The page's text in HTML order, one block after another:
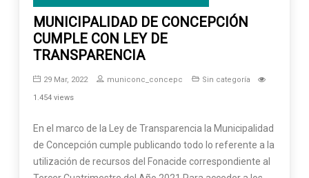
MUNICIPALIDAD DE CONCEPCIÓN
CUMPLE CON LEY DE
TRANSPARENCIA
29 Mar, 2022 municonc_concepc
Sin categoría
1.454 views
En el marco de la Ley de Transparencia la Municipalidad
de Concepción cumple publicando todo lo referente a la
utilización de recursos del Fonacide correspondiente al